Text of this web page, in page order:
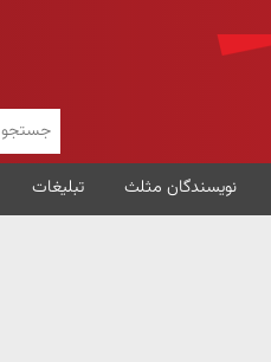
نویسندگان مثلث تبلیغات